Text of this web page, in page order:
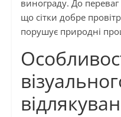
винограду. До переваг
що сітки добре
порушує природні